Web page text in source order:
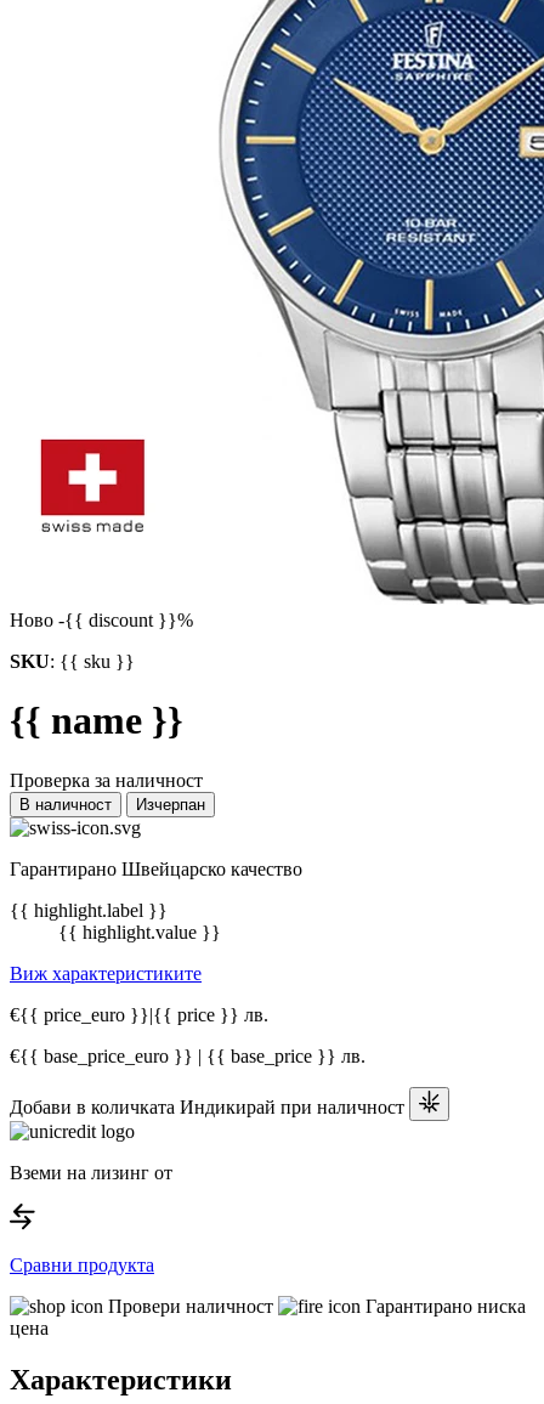
Ново -{{ discount }}%
SKU: {{ sku }}
{{ name }}
Проверка за наличност
В наличност Изчерпан
Гарантирано Швейцарско качество
{{ highlight.label }}
{{ highlight.value }}
Виж характеристиките
€{{ price_euro }}|{{ price }} лв.
€{{ base_price_euro }} | {{ base_price }} лв.
Добави в количката Индикирай при наличност
Вземи на лизинг от
Сравни продукта
Провери наличност
Гарантирано ниска
цена
Характеристики